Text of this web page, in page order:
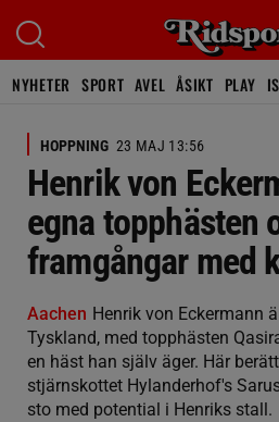
NYHETER SPORT AVEL ÅSIKT PLAY
HOPPNING 23 MAJ 13:56
Henrik von
egna topphästen
framgångar med
Aachen Henrik von Eckermann
Tyskland, med topphästen
en häst han själv äger. Här
stjärnskottet Hylanderhof's
sto med potential i Henriks stall.